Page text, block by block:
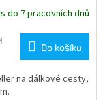
do 7 pracovních dnů
Do košíku
na dálkové cesty,